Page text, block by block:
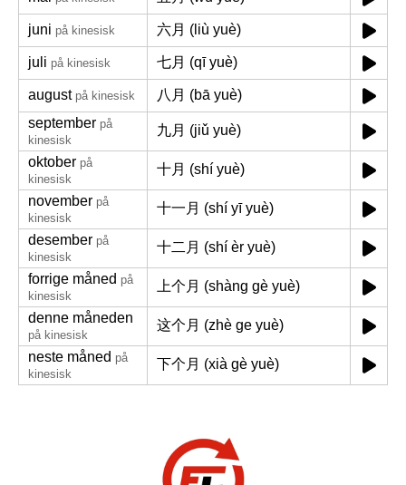
juni på kinesisk 六月 (liù yuè)
juli på kinesisk 七月 (qī yuè)
august på kinesisk
八月 (bā yuè)
september på
kinesisk
九月 (jiǔ yuè)
oktober på
kinesisk
十月 (shí yuè)
november på
kinesisk
十一月 (shí yī yuè)
desember på
kinesisk
十二月 (shí èr yuè)
forrige måned på
kinesisk
上个月 (shàng gè yuè)
denne måneden
på kinesisk
这个月 (zhè ge yuè)
neste måned på
kinesisk
下个月 (xià gè yuè)